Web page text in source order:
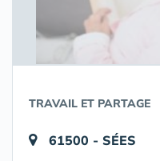
TRAVAIL ET PARTAGE
61500 - SÉES